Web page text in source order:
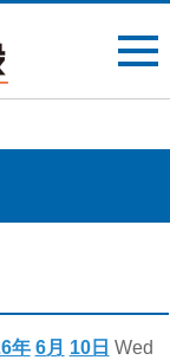
年 6月 10日 Wed